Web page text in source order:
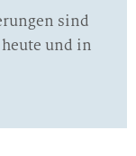
sind
und in